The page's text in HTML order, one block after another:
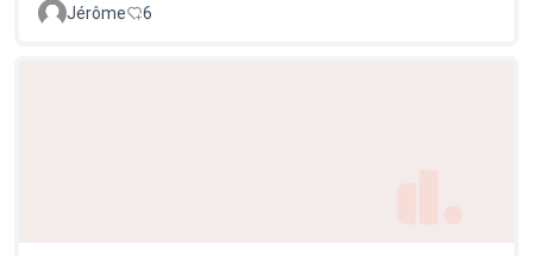
Jérôme 6